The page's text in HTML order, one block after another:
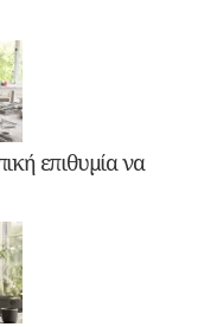
επιθυμία να